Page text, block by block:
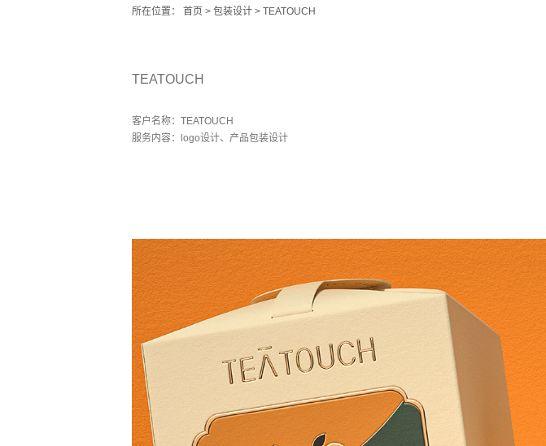
所在位置： 首页 > 包装设计 > TEATOUCH
TEATOUCH
客户名称：TEATOUCH
服务内容：logo设计、产品包装设计